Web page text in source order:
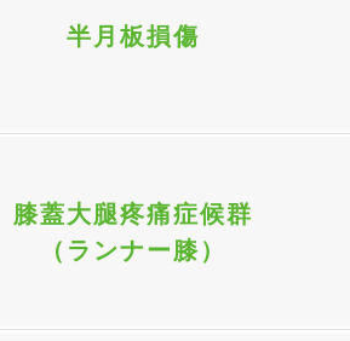
半月板損傷
膝蓋大腿疼痛症候群
（ランナー膝）